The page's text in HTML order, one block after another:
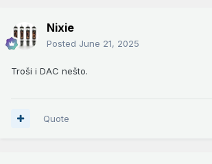
Nixie
Posted June 21, 2025
Troši i DAC nešto.
Quote